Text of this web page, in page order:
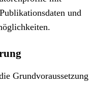
und
Grundvoraussetzung